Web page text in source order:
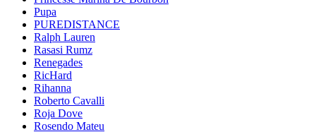
Pupa
PUREDISTANCE
Ralph Lauren
Rasasi Rumz
Renegades
RicHard
Rihanna
Roberto Cavalli
Roja Dove
Rosendo Mateu